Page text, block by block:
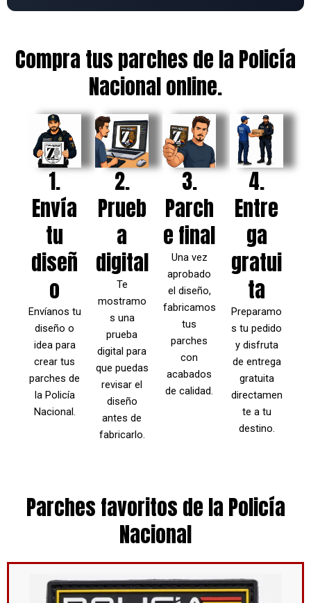
Compra tus parches de la Policía
Nacional online.
1.
Envía
tu
diseñ
o
Envíanos tu
diseño o
idea para
crear tus
parches de
la Policía
Nacional.
2.
Prueb
a
digital
Te
mostramo
s una
prueba
digital para
que puedas
revisar el
diseño
antes de
fabricarlo.
3.
Parch
e final
Una vez
aprobado
el diseño,
fabricamos
tus
parches
con
acabados
de calidad.
4.
Entre
ga
gratui
ta
Preparamo
s tu pedido
y disfruta
de entrega
gratuita
directamen
te a tu
destino.
Parches favoritos de la Policía
Nacional